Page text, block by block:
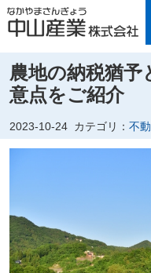
農地の納税猶予
意点をご紹介
2023-10-24 カテゴリ： 不